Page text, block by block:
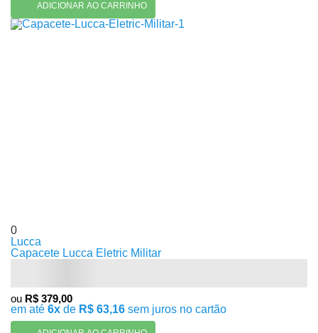
ADICIONAR AO CARRINHO
0
Lucca
Capacete Lucca Eletric Militar
ou R$ 379,00
em até 6x de R$ 63,16 sem juros no cartão